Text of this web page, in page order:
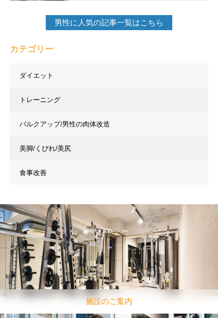
男性に人気の記事一覧はこちら
カテゴリー
ダイエット
トレーニング
バルクアップ/男性の肉体改造
美脚/くびれ/美尻
食事改善
施設のご案内